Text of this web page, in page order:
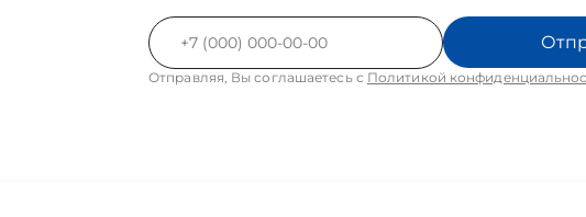
Отправляя, Вы соглашаетесь с Политикой